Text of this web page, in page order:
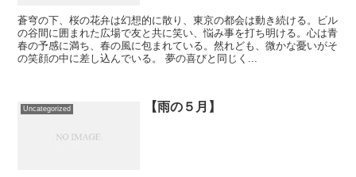
蒼穹の下、桜の花弁は幻想的に散り、東京の都会は動き続ける。ビル
の谷間に囲まれた広場で友と共に笑い、悩み事を打ち明ける。心は青
春の予感に満ち、春の風に包まれている。然れども、微かな憂いがそ
の笑顔の中に差し込んでいる。 夢の喜びと同じく...
Uncategorized 【雨の５月】